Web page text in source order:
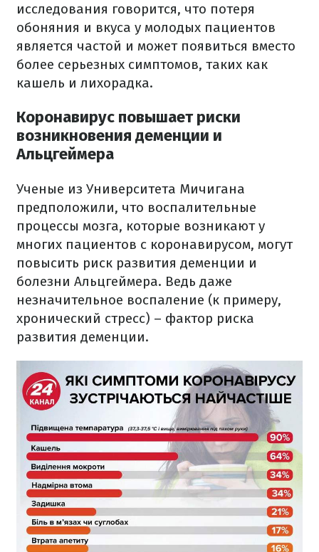
исследования говорится, что потеря
обоняния и вкуса у молодых пациентов
является частой и может появиться вместо
более серьезных симптомов, таких как
кашель и лихорадка.
Коронавирус повышает риски
возникновения деменции и
Альцгеймера
Ученые из Университета Мичигана
предположили, что воспалительные
процессы мозга, которые возникают у
многих пациентов с коронавирусом, могут
повысить риск развития деменции и
болезни Альцгеймера. Ведь даже
незначительное воспаление (к примеру,
хронический стресс) – фактор риска
развития деменции.